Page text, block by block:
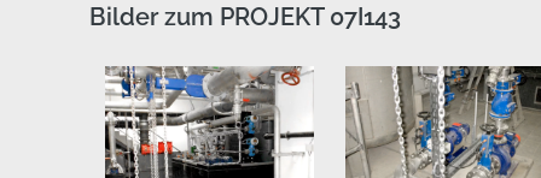
Bilder zum PROJEKT 07I143